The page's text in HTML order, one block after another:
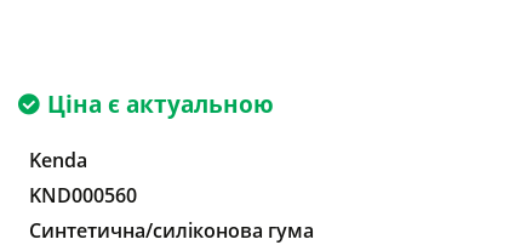
Ціна є актуальною
Kenda
KND000560
Синтетична/силіконова гума